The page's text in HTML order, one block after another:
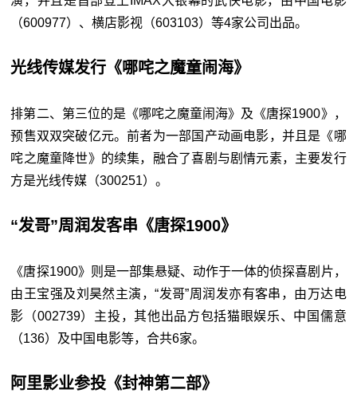
（600977）、横店影视（603103）等4家公司出品。
光线传媒发行《哪咤之魔童闹海》
排第二、第三位的是《哪咤之魔童闹海》及《唐探1900》，
预售双双突破亿元。前者为一部国产动画电影，并且是《哪
咤之魔童降世》的续集，融合了喜剧与剧情元素，主要发行
方是光线传媒（300251）。
“发哥”周润发客串《唐探1900》
《唐探1900》则是一部集悬疑、动作于一体的侦探喜剧片，
由王宝强及刘昊然主演，“发哥”周润发亦有客串，由万达电
影（002739）主投，其他出品方包括猫眼娱乐、中国儒意
（136）及中国电影等，合共6家。
阿里影业参投《封神第二部》